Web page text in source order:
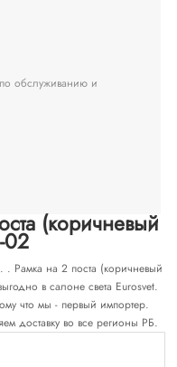
обслуживанию и
(коричневый
02
Рамка на 2 поста (коричневый
в салоне света Eurosvet.
что мы - первый импортер.
доставку во все регионы РБ.